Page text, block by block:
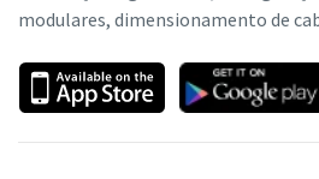
modulares, dimensionamento de